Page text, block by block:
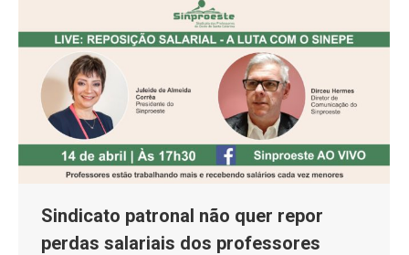
Sindicato patronal não quer repor
perdas salariais dos professores